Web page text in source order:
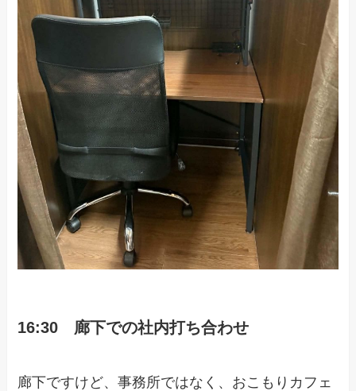
16:30 廊下での社内打ち合わせ
廊下ですけど、事務所ではなく、おこもりカフェ